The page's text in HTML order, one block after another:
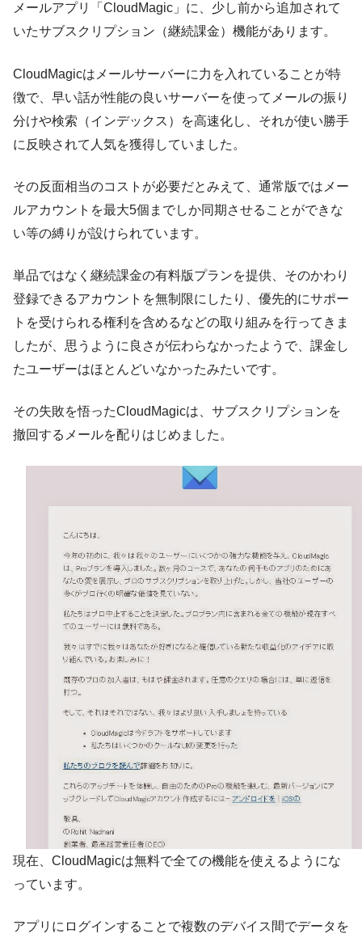
メールアプリ「CloudMagic」に、少し前から追加されて
いたサブスクリプション（継続課金）機能があります。
CloudMagicはメールサーバーに力を入れていることが特
徴で、早い話が性能の良いサーバーを使ってメールの振り
分けや検索（インデックス）を高速化し、それが使い勝手
に反映されて人気を獲得していました。
その反面相当のコストが必要だとみえて、通常版ではメー
ルアカウントを最大5個までしか同期させることができな
い等の縛りが設けられています。
単品ではなく継続課金の有料版プランを提供、そのかわり
登録できるアカウントを無制限にしたり、優先的にサポー
トを受けられる権利を含めるなどの取り組みを行ってきま
したが、思うように良さが伝わらなかったようで、課金し
たユーザーはほとんどいなかったみたいです。
その失敗を悟ったCloudMagicは、サブスクリプションを
撤回するメールを配りはじめました。
現在、CloudMagicは無料で全ての機能を使えるようにな
っています。
アプリにログインすることで複数のデバイス間でデータを